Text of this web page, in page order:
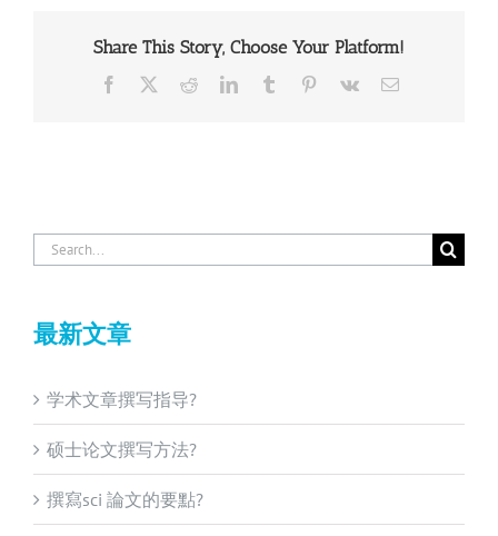
Share This Story, Choose Your Platform!
Facebook RedditLinkedInTumblr Pinterest
Vk Email
Search
for:
最新文章
学术文章撰写指导?
硕士论文撰写方法?
撰寫sci 論文的要點?